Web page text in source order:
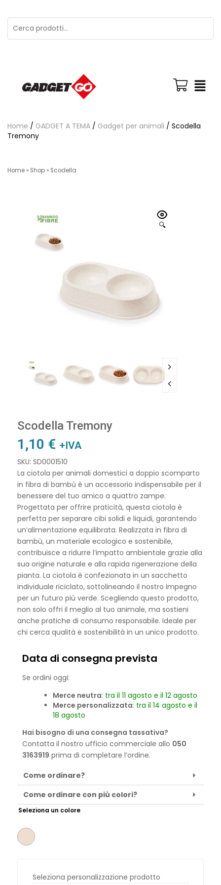
Home / GADGET A TEMA / Gadget per animali / Scodella
Tremony
Home » Shop » Scodella
🔍
Scodella Tremony
1,10 € +IVA
SKU: SD0001510
La ciotola per animali domestici a doppio scomparto
in fibra di bambù è un accessorio indispensabile per il
benessere del tuo amico a quattro zampe.
Progettata per offrire praticità, questa ciotola è
perfetta per separare cibi solidi e liquidi, garantendo
un’alimentazione equilibrata. Realizzata in fibra di
bambù, un materiale ecologico e sostenibile,
contribuisce a ridurre l’impatto ambientale grazie alla
sua origine naturale e alla rapida rigenerazione della
pianta. La ciotola è confezionata in un sacchetto
individuale riciclato, sottolineando il nostro impegno
per un futuro più verde. Scegliendo questo prodotto,
non solo offri il meglio al tuo animale, ma sostieni
anche pratiche di consumo responsabile. Ideale per
chi cerca qualità e sostenibilità in un unico prodotto.
Data di consegna prevista
Se ordini oggi:
Merce neutra: tra il 11 agosto e il 12 agosto
Merce personalizzata: tra il 14 agosto e il
18 agosto
Hai bisogno di una consegna tassativa?
Contatta il nostro ufficio commerciale allo 050
3163919 prima di completare l’ordine.
Come ordinare?
Come ordinare con più colori?
Seleziona un colore
Seleziona personalizzazione prodotto